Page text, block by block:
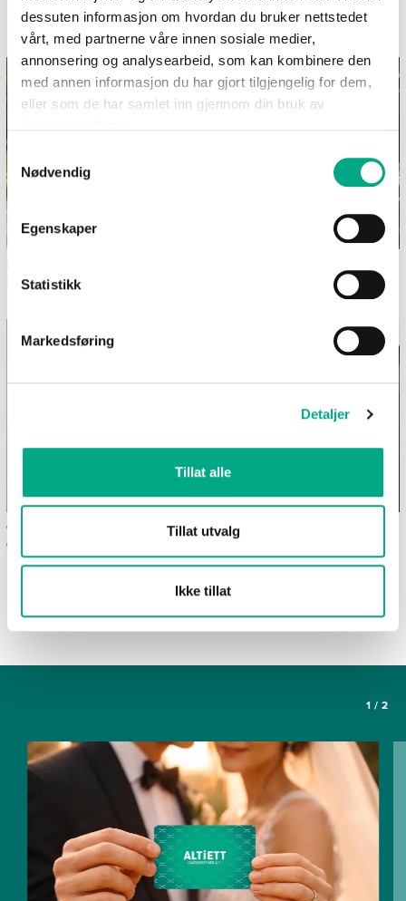
dessuten informasjon om hvordan du bruker nettstedet
vårt, med partnerne våre innen sosiale medier,
annonsering og analysearbeid, som kan kombinere den
med annen informasjon du har gjort tilgjengelig for dem,
eller som de har samlet inn gjennom din bruk av
Samtykkevalg
Nødvendig
Egenskaper
Statistikk
Markedsføring
Detaljer
Tillat alle
Tillat utvalg
Ikke tillat
TillerTorget
hagen morsomme aktiviteter uten
Ofte stilte spørsmål om
gavekortet Altiett
Våre spisesteder
SE FLERE ARTIKLER
1 / 2